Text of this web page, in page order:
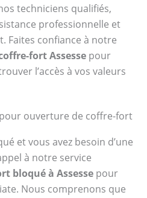
techniciens qualifiés,
professionnelle et
Faites confiance à notre
fort Assesse pour
l’accès à vos valeurs
ouverture de coffre-fort
et vous avez besoin d’une
à notre service
bloqué à Assesse pour
Nous comprenons que